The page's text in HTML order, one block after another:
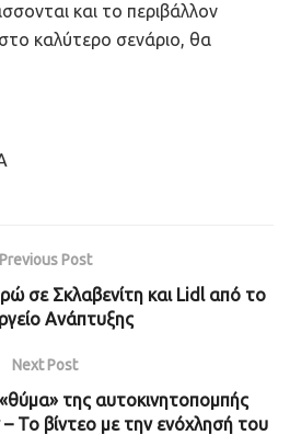
και το περιβάλλον
καλύτερο σενάριο, θα
Previous Post
σε Σκλαβενίτη και Lidl από το
Ανάπτυξης
Next Post
της αυτοκινητοπομπής
Το βίντεο με την ενόχλησή του